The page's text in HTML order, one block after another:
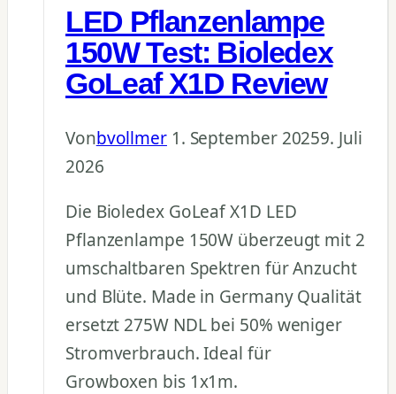
LED Pflanzenlampe
150W Test: Bioledex
GoLeaf X1D Review
Vonbvollmer 1. September 20259. Juli
2026
Die Bioledex GoLeaf X1D LED
Pflanzenlampe 150W überzeugt mit 2
umschaltbaren Spektren für Anzucht
und Blüte. Made in Germany Qualität
ersetzt 275W NDL bei 50% weniger
Stromverbrauch. Ideal für
Growboxen bis 1x1m.